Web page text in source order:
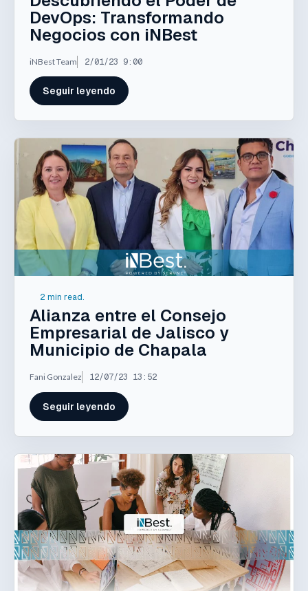
DevOps: Transformando
Negocios con iNBest
iNBest Team 2/01/23 9:00
Seguir leyendo
2 min read.
Alianza entre el Consejo
Empresarial de Jalisco y
Municipio de Chapala
Fani Gonzalez 12/07/23 13:52
Seguir leyendo